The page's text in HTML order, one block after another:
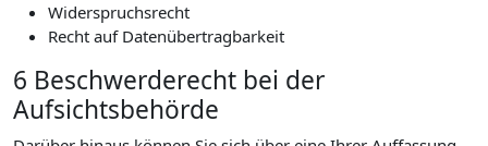
Widerspruchsrecht
Recht auf Datenübertragbarkeit
6 Beschwerderecht bei der
Aufsichtsbehörde